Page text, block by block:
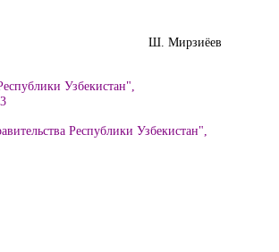
Ш. Мирзиёев
Узбекистан",
Республики Узбекистан",